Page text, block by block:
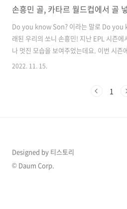
손흥민 골, 카타르 월드컵에서 골
Do you know Son? 이라는 말로 Do you
래된 우리의 쏘니 손흥민! 지난 EPL 시즌
나 멋진 모습을 보여주었는데요. 이번 시즌
과 페리시치의 부조화라는 이야기가 나오며
위를 기록하고 있습니다. 하지만 유럽 축구
2022. 11. 15.
1
Designed by 티스토리
© Daum Corp.